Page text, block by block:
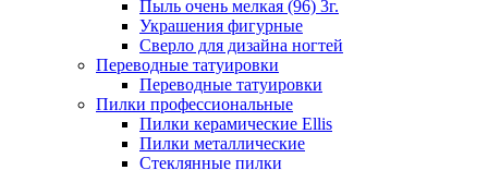
Пыль очень мелкая (96) 3г.
Украшения фигурные
Сверло для дизайна ногтей
Переводные татуировки
Переводные татуировки
Пилки профессиональные
Пилки керамические Ellis
Пилки металлические
Стеклянные пилки